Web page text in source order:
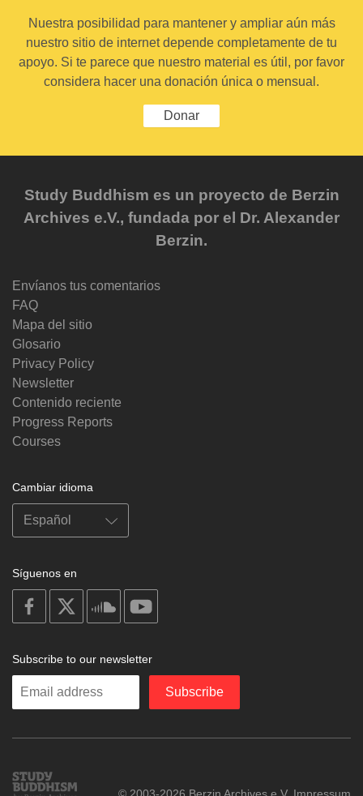
Nuestra posibilidad para mantener y ampliar aún más
nuestro sitio de internet depende completamente de tu
apoyo. Si te parece que nuestro material es útil, por favor
considera hacer una donación única o mensual.
Donar
Study Buddhism es un proyecto de Berzin
Archives e.V., fundada por el Dr. Alexander
Berzin.
Envíanos tus comentarios
FAQ
Mapa del sitio
Glosario
Privacy Policy
Newsletter
Contenido reciente
Progress Reports
Courses
Cambiar idioma
Síguenos en
on
facebook
soundcloud
Subscribe to our newsletter
Enter
Subscribe
Study
© 2003-2026 Berzin Archives e.V. Impressum